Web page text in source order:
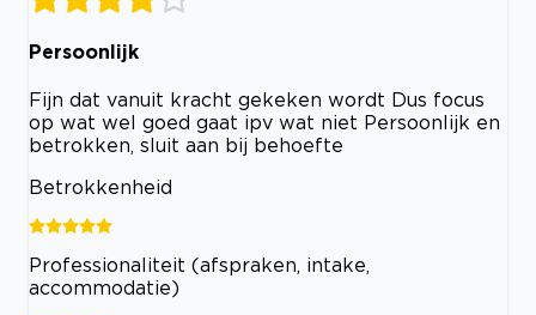
Persoonlijk
Fijn dat vanuit kracht gekeken wordt Dus focus
op wat wel goed gaat ipv wat niet Persoonlijk en
betrokken, sluit aan bij behoefte
Betrokkenheid
Professionaliteit (afspraken, intake,
accommodatie)